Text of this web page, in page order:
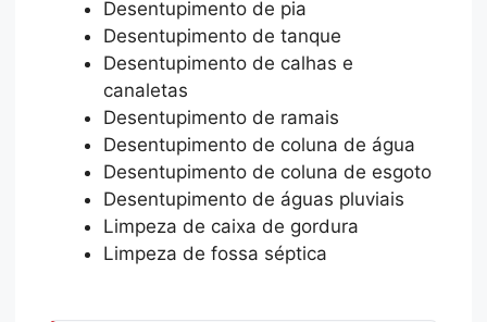
Desentupimento de pia
Desentupimento de tanque
Desentupimento de calhas e
canaletas
Desentupimento de ramais
Desentupimento de coluna de água
Desentupimento de coluna de esgoto
Desentupimento de águas pluviais
Limpeza de caixa de gordura
Limpeza de fossa séptica